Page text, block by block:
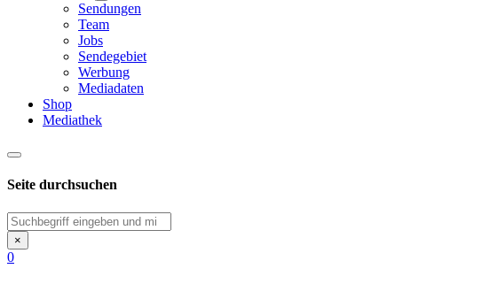
Sendungen
Team
Jobs
Sendegebiet
Werbung
Mediadaten
Shop
Mediathek
Seite durchsuchen
Suchen
×
0